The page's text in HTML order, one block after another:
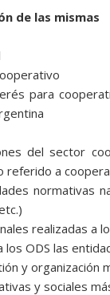
de las mismas
para
del sector
a
normativas
realizadas a
los ODS las
y organización
y sociales